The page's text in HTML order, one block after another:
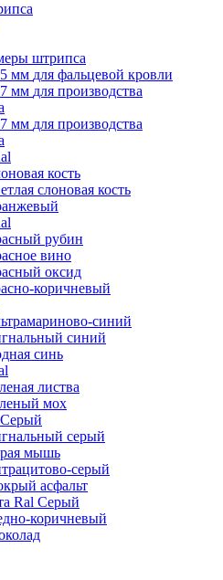
штрипса
мм для фальцевой кровли
мм для производства
мм для производства
кость
слоновая кость
рубин
вино
оксид
коричневый
синий
синий
синь
листва
мох
Серый
серый
мышь
серый
асфальт
Ral Серый
коричневый